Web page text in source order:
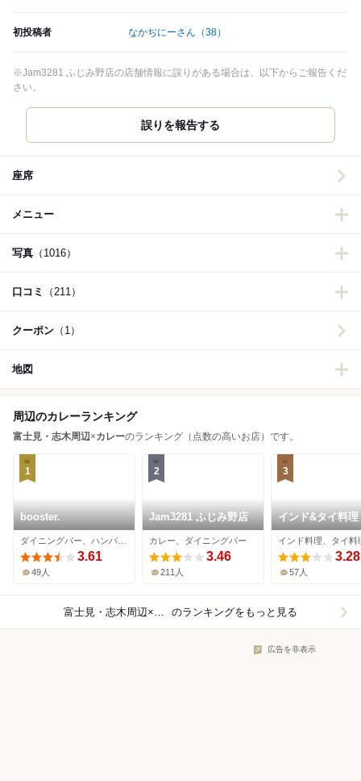
初投稿者 なかぢにーさん （38）
※Jam3281 ふじみ野店の店舗情報に誤りがある場合は、以下からご報告くだ
さい。
誤りを報告する
座席
メニュー
写真 （1016）
口コミ （211）
クーポン （1）
地図
周辺のカレーランキング
富士見・志木周辺×カレーのランキング（点数の高いお店）です。
1
booster.
3.61
49人
2
Jam3281 ふじみ野店
カレー、ダイニングバー
3.46
211人
3
インド&タイ料理
3.28
57人
富士見・志木周辺×カレー のランキングをもっと見る
広告を非表示